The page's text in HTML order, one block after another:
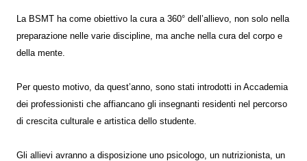
La BSMT ha come obiettivo la cura a 360° dell’allievo, non solo nella
preparazione nelle varie discipline, ma anche nella cura del corpo e
della mente.
Per questo motivo, da quest’anno, sono stati introdotti in Accademia
dei professionisti che affiancano gli insegnanti residenti nel percorso
di crescita culturale e artistica dello studente.
Gli allievi avranno a disposizione uno psicologo, un nutrizionista, un